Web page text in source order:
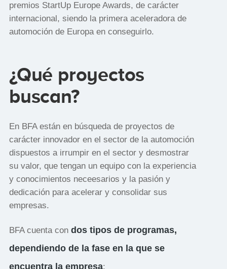
premios StartUp Europe Awards, de carácter
internacional, siendo la primera aceleradora de
automoción de Europa en conseguirlo.
¿Qué proyectos
buscan?
En BFA están en búsqueda de proyectos de
carácter innovador en el sector de la automoción
dispuestos a irrumpir en el sector y desmostrar
su valor, que tengan un equipo con la experiencia
y conocimientos neceesarios y la pasión y
dedicación para acelerar y consolidar sus
empresas.
BFA cuenta con dos tipos de programas,
dependiendo de la fase en la que se
encuentra la empresa: